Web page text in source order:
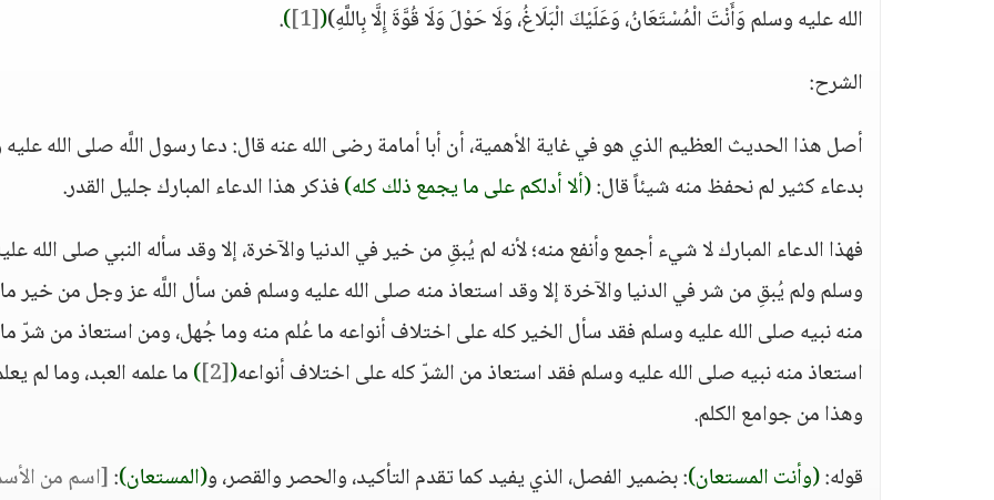
الله عليه وسلم وَأَنْتَ الْمُسْتَعَانُ، وَعَلَيْكَ الْبَلَاغُ، وَلَا حَوْلَ وَلَا قُوَّةَ إِلَّا بِاللَّهِ)(
[1]
)
.
الشرح:
أصل هذا الحديث العظيم الذي هو في غاية الأهمية، أن أبا أمامة رضى الله عنه قال: دعا رسول اللَّه صلى الله
بدعاء كثير لم نحفظ منه شيئاً قال:(ألا أدلكم على ما يجمع ذلك كله)فذكر هذا الدعاء المبارك جليل القدر.
فهذا الدعاء المبارك لا شيء أجمع وأنفع منه؛ لأنه لم يُبقِ من خير في الدنيا والآخرة، إلا وقد سأله النبي صلى الله
وسلم ولم يُبقِ من شر في الدنيا والآخرة إلا وقد استعاذ منه صلى الله عليه وسلم فمن سأل اللَّه عز وجل من خير
منه نبيه صلى الله عليه وسلم فقد سأل الخير كله على اختلاف أنواعه ما عُلم منه وما جُهل، ومن استعاذ من شرّ ما
استعاذ منه نبيه صلى الله عليه وسلم فقد استعاذ من الشرّ كله على اختلاف أنواعه(
[2]
)ما علمه العبد، وما لم
وهذا من جوامع الكلم.
قوله:(وأنت المستعان): بضمير الفصل، الذي يفيد كما تقدم التأكيد، والحصر والقصر، و(المستعان):[اسم من